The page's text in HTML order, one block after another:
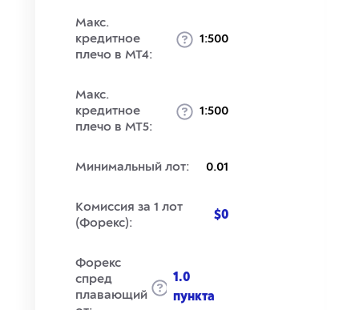
Макс.
кредитное
плечо в MT4:
1:500
Макс.
кредитное
плечо в MT5:
1:500
Минимальный лот: 0.01
Комиссия за 1 лот
(Форекс):
$0
Форекс
спред
плавающий
1.0
пункта